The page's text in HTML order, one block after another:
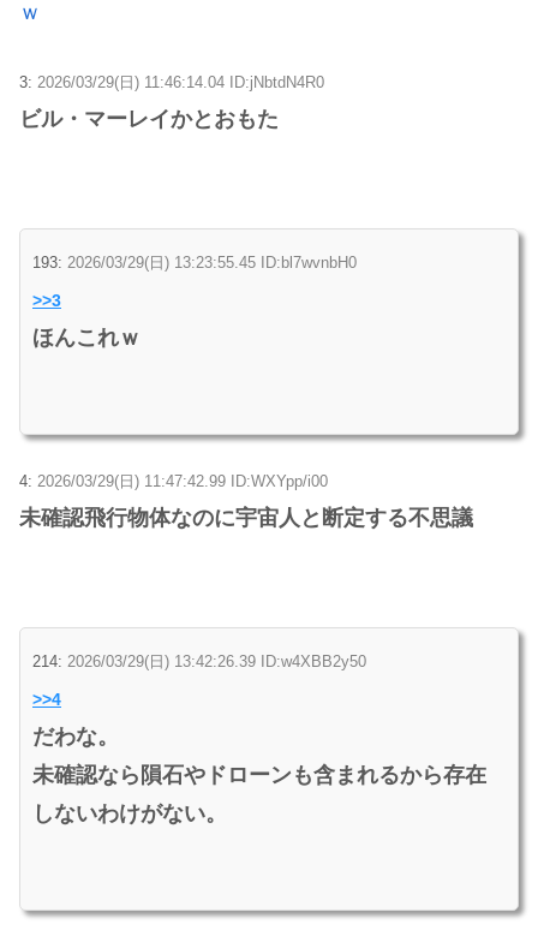
ｗ
3: 2026/03/29(日) 11:46:14.04 ID:jNbtdN4R0
ビル・マーレイかとおもた
193: 2026/03/29(日) 13:23:55.45 ID:bl7wvnbH0
>>3
ほんこれｗ
4: 2026/03/29(日) 11:47:42.99 ID:WXYpp/i00
未確認飛行物体なのに宇宙人と断定する不思議
214: 2026/03/29(日) 13:42:26.39 ID:w4XBB2y50
>>4
だわな。
未確認なら隕石やドローンも含まれるから存在
しないわけがない。